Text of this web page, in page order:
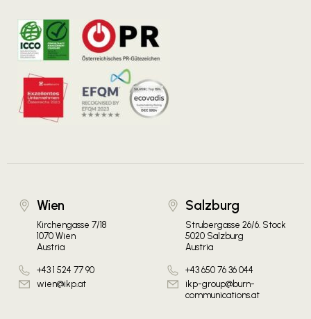
Wien
Kirchengasse 7/18
1070 Wien
Austria
+43 1 524 77 90
wien@ikp.at
Salzburg
Strubergasse 26/6. Stock
5020 Salzburg
Austria
+43 650 76 36 044
ikp-group@burn-
communications.at